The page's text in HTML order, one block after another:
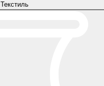
Текстиль